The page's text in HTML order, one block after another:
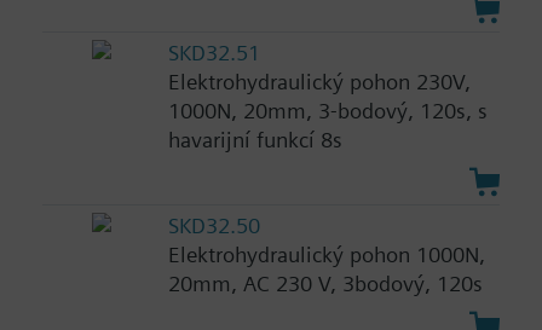
SKD32.51
Elektrohydraulický pohon 230V,
1000N, 20mm, 3-bodový, 120s, s
havarijní funkcí 8s
SKD32.50
Elektrohydraulický pohon 1000N,
20mm, AC 230 V, 3bodový, 120s